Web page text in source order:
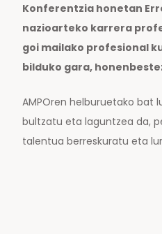
Konferentzia honetan
nazioarteko karrera
goi mailako profesional
bilduko gara,
AMPOren helburuetako bat
bultzatu eta laguntzea da,
talentua berreskuratu eta